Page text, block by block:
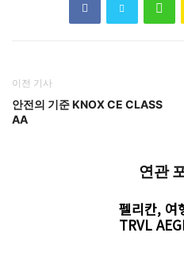
이전 기사
안전의 기준 KNOX CE CLASS
AA
연관
펠리칸, 여
TRVL